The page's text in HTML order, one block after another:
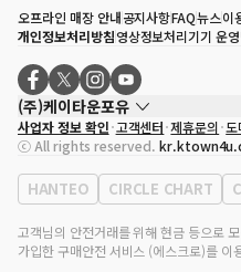
오프라인 매장 안내공지사항FAQ뉴스이
개인정보처리방침영상정보처리기기 운
(주)케이타운포유
대표자
송효민
사업자등록번호
120-87-71116
통신판매업 신고번호 제2011-서울강남-
대표전화
02-552-9855
사업자 정보 확인 고객센터 제휴문의 도
ⓒ All rights reserved.
HANTEO CIRCLE CHART
고객님의 안전거래를 위해 현금 등으로
가입한 구매안전 서비스 (에스크로)를 이